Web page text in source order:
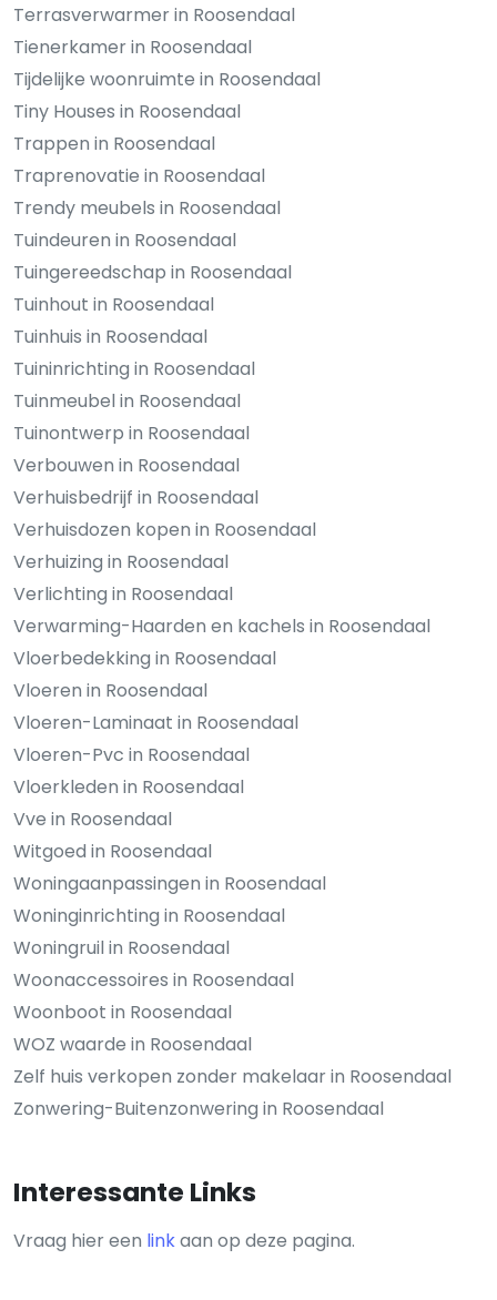
Terrasverwarmer in Roosendaal
Tienerkamer in Roosendaal
Tijdelijke woonruimte in Roosendaal
Tiny Houses in Roosendaal
Trappen in Roosendaal
Traprenovatie in Roosendaal
Trendy meubels in Roosendaal
Tuindeuren in Roosendaal
Tuingereedschap in Roosendaal
Tuinhout in Roosendaal
Tuinhuis in Roosendaal
Tuininrichting in Roosendaal
Tuinmeubel in Roosendaal
Tuinontwerp in Roosendaal
Verbouwen in Roosendaal
Verhuisbedrijf in Roosendaal
Verhuisdozen kopen in Roosendaal
Verhuizing in Roosendaal
Verlichting in Roosendaal
Verwarming-Haarden en kachels in Roosendaal
Vloerbedekking in Roosendaal
Vloeren in Roosendaal
Vloeren-Laminaat in Roosendaal
Vloeren-Pvc in Roosendaal
Vloerkleden in Roosendaal
Vve in Roosendaal
Witgoed in Roosendaal
Woningaanpassingen in Roosendaal
Woninginrichting in Roosendaal
Woningruil in Roosendaal
Woonaccessoires in Roosendaal
Woonboot in Roosendaal
WOZ waarde in Roosendaal
Zelf huis verkopen zonder makelaar in Roosendaal
Zonwering-Buitenzonwering in Roosendaal
Interessante Links
Vraag hier een linkaan op deze pagina.